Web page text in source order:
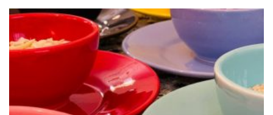
5